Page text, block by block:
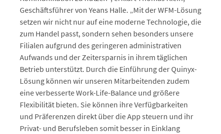
Geschäftsführer von Yeans Halle. „Mit der WFM-Lösung
setzen wir nicht nur auf eine moderne Technologie, die
zum Handel passt, sondern sehen besonders unsere
Filialen aufgrund des geringeren administrativen
Aufwands und der Zeitersparnis in ihrem täglichen
Betrieb unterstützt. Durch die Einführung der Quinyx-
Lösung können wir unseren Mitarbeitenden zudem
eine verbesserte Work-Life-Balance und größere
Flexibilität bieten. Sie können ihre Verfügbarkeiten
und Präferenzen direkt über die App steuern und ihr
Privat- und Berufsleben somit besser in Einklang